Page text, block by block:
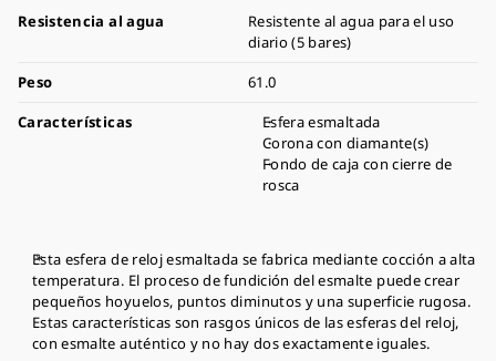
Resistencia al agua
Resistente al agua para el uso
diario (5 bares)
Peso
61.0
Características
Esfera esmaltada
Corona con diamante(s)
Fondo de caja con cierre de
rosca
Esta esfera de reloj esmaltada se fabrica mediante cocción a alta
temperatura. El proceso de fundición del esmalte puede crear
pequeños hoyuelos, puntos diminutos y una superficie rugosa.
Estas características son rasgos únicos de las esferas del reloj,
con esmalte auténtico y no hay dos exactamente iguales.